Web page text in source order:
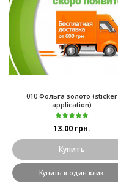
010 Фольга золото (sticker
application)
13.00 грн.
Купить
Купить в один клик